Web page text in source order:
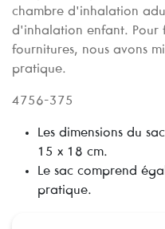
chambre d'inhalation
d'inhalation enfant. Pour
fournitures, nous avons
pratique.
4756-375
Les dimensions du
15 x 18 cm.
Le sac comprend
pratique.